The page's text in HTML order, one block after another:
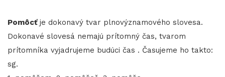
Pomôcť je dokonavý tvar plnovýznamového slovesa.
Dokonavé slovesá nemajú prítomný čas, tvarom
prítomníka vyjadrujeme budúci čas . Časujeme ho takto:
sg.